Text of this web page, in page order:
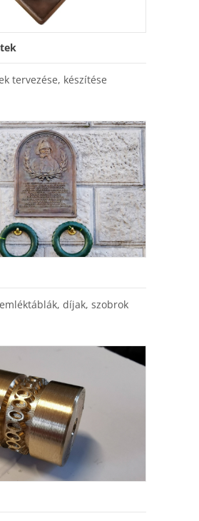
tervezése, készítése
díjak, szobrok